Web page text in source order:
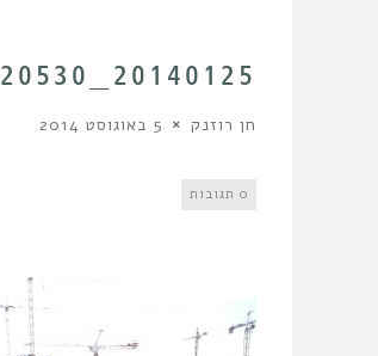
20140125_120530
חן רוזנק 5 באוגוסט 2014
0 תגובות